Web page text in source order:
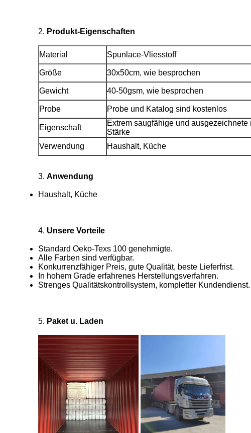
2. Produkt-Eigenschaften
Material Spunlace-Vliesstoff
Größe 30x50cm, wie besprochen
Gewicht 40-50gsm, wie besprochen
Probe Probe und Katalog sind kostenlos
Eigenschaft
Extrem saugfähige und ausgezeichnete
Stärke
Verwendung
Haushalt, Küche
3. Anwendung
Haushalt, Küche
4. Unsere Vorteile
Standard Oeko-Texs 100 genehmigte.
Alle Farben sind verfügbar.
Konkurrenzfähiger Preis, gute Qualität, beste Lieferfrist.
In hohem Grade erfahrenes Herstellungsverfahren.
Strenges Qualitätskontrollsystem, kompletter Kundendienst.
5. Paket u. Laden